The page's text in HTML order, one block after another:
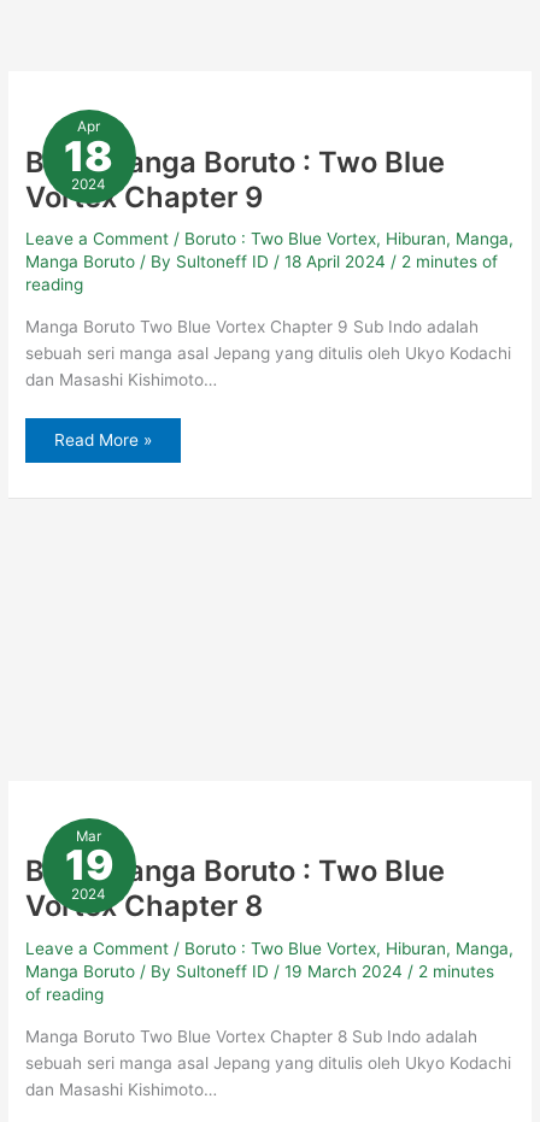
Apr
18
2024
Baca Manga Boruto : Two Blue
Vortex Chapter 9
Leave a Comment / Boruto : Two Blue Vortex, Hiburan, Manga,
Manga Boruto / By Sultoneff ID/18 April 2024/ 2 minutes of
reading
Manga Boruto Two Blue Vortex Chapter 9 Sub Indo adalah
sebuah seri manga asal Jepang yang ditulis oleh Ukyo Kodachi
dan Masashi Kishimoto…
Manga
Boruto
Two
Blue
Vortex
Chapter
Read More »
Mar
19
2024
Baca Manga Boruto : Two Blue
Vortex Chapter 8
Leave a Comment / Boruto : Two Blue Vortex, Hiburan, Manga,
Manga Boruto / By Sultoneff ID /19 March 2024 / 2 minutes
of reading
Manga Boruto Two Blue Vortex Chapter 8 Sub Indo adalah
sebuah seri manga asal Jepang yang ditulis oleh Ukyo Kodachi
dan Masashi Kishimoto…
Manga
Boruto
Blue
Vortex
Chapter